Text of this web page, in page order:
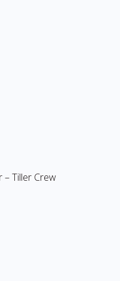
– Tiller Crew